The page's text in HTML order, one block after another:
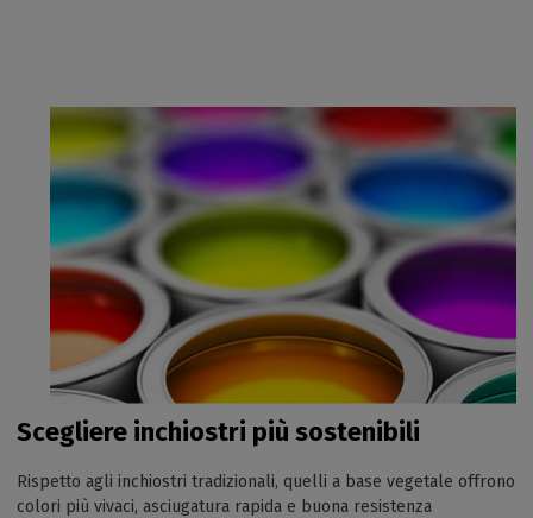
Scegliere inchiostri più sostenibili
Rispetto agli inchiostri tradizionali, quelli a base vegetale offrono
colori più vivaci, asciugatura rapida e buona resistenza